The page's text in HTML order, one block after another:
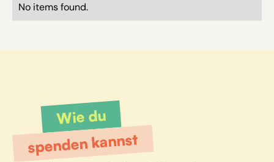
No items found.
Wie du
spenden kannst